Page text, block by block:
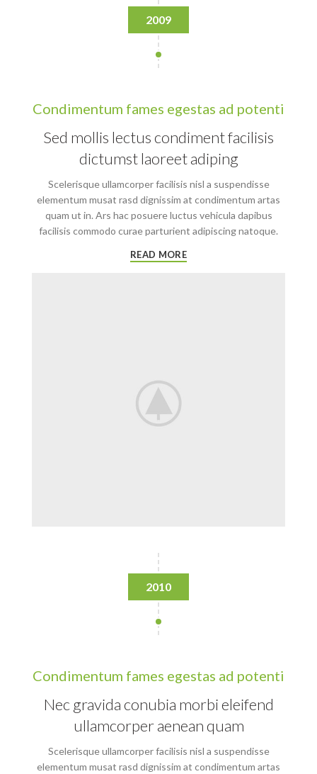
2009
Condimentum fames egestas ad potenti
Sed mollis lectus condiment facilisis
dictumst laoreet adiping
Scelerisque ullamcorper facilisis nisl a suspendisse
elementum musat rasd dignissim at condimentum artas
quam ut in. Ars hac posuere luctus vehicula dapibus
facilisis commodo curae parturient adipiscing natoque.
READ MORE
2010
Condimentum fames egestas ad potenti
Nec gravida conubia morbi eleifend
ullamcorper aenean quam
Scelerisque ullamcorper facilisis nisl a suspendisse
elementum musat rasd dignissim at condimentum artas